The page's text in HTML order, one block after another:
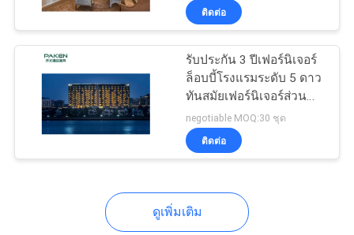
ติดต่อ
รับประกัน 3 ปีเฟอร์นิเจอร์
ล็อบบี้โรงแรมระดับ 5 ดาว
ทันสมัยเฟอร์นิเจอร์ส่วน
สาธารณะ
negotiable MOQ:30 ชุด
ติดต่อ
ดูเพิ่มเติม